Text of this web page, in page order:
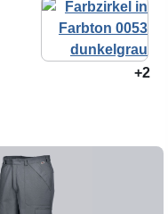
+2